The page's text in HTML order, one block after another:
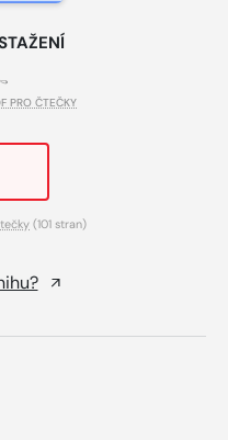
PRO ČTEČKY
(101 stran)